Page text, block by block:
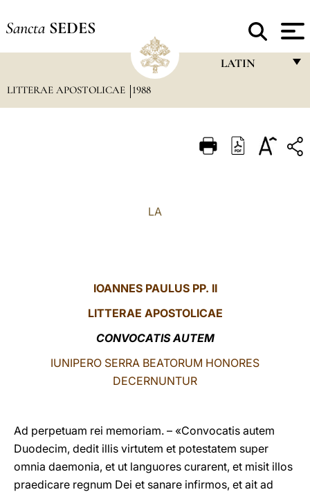
Sancta SEDES
LATIN
ITALIANO
中文
LITTERAE APOSTOLICAE 1988
LA
IOANNES PAULUS PP. II
LITTERAE APOSTOLICAE
CONVOCATIS AUTEM
IUNIPERO SERRA BEATORUM HONORES
DECERNUNTUR
Ad perpetuam rei memoriam. – «Convocatis autem
Duodecim, dedit illis virtutem et potestatem super
omnia daemonia, et ut languores curarent, et misit illos
praedicare regnum Dei et sanare infirmos, et ait ad